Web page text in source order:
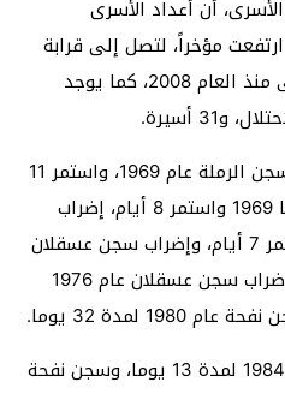
أن أعداد الأسرى
مؤخراً، لتصل إلى قرابة
800 أسيرا، وهو النسبة الأعلى منذ العام 2008، كما يوجد
ومن أشهر الإضرابات، إضراب سجن الرملة عام 1969، واستمر 11
يوما، وإضراب معتقل كفار يونا 1969 واستمر 8 أيام، إضراب
سجن عسقلان عام 1970 واستمر 7 أيام، وإضراب سجن عسقلان
عام 1973 واستمر 18 يوما، واضراب سجن عسقلان عام 1976
وكذلك إضراب سجن جنيد عام 1984 لمدة 13 يوما، وسجن نفحة